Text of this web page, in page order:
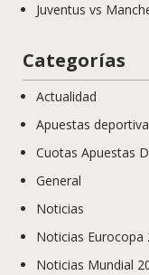
Juventus vs
Categorías
Actualidad
Apuestas
Cuotas Apuestas
General
Noticias
Noticias Eurocopa
Noticias Mundial